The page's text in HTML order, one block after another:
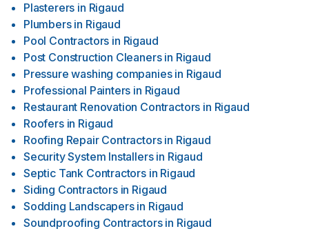
Plasterers in Rigaud
Plumbers in Rigaud
Pool Contractors in Rigaud
Post Construction Cleaners in Rigaud
Pressure washing companies in Rigaud
Professional Painters in Rigaud
Restaurant Renovation Contractors in Rigaud
Roofers in Rigaud
Roofing Repair Contractors in Rigaud
Security System Installers in Rigaud
Septic Tank Contractors in Rigaud
Siding Contractors in Rigaud
Sodding Landscapers in Rigaud
Soundproofing Contractors in Rigaud